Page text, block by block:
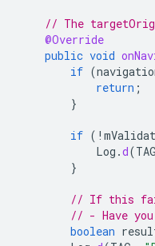
// The
@Override
public void
if (
return ;
}
if ( !
Log .d(TAG
}
// If this
// - Have you
boolean